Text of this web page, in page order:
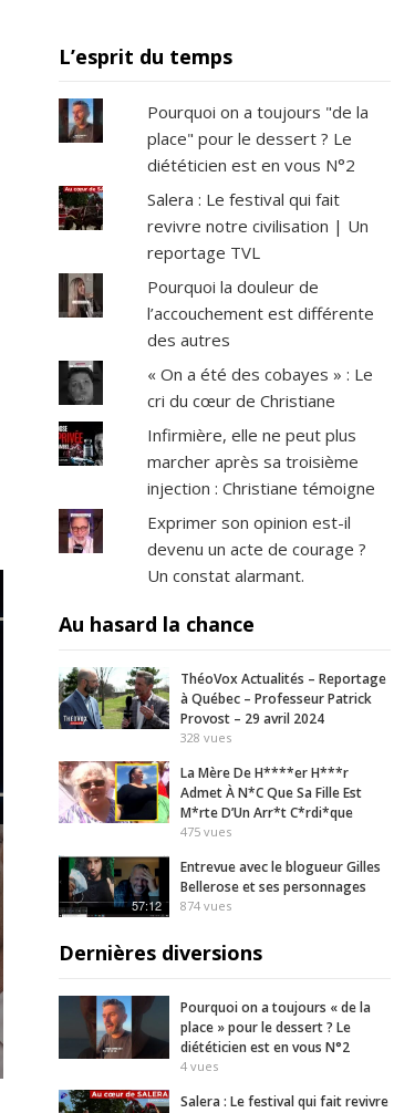
L’esprit du temps
Pourquoi on a toujours "de la
place" pour le dessert ? Le
diététicien est en vous N°2
Salera : Le festival qui fait
revivre notre civilisation | Un
reportage TVL
Pourquoi la douleur de
l’accouchement est différente
des autres
« On a été des cobayes » : Le
cri du cœur de Christiane
Infirmière, elle ne peut plus
marcher après sa troisième
injection : Christiane témoigne
Exprimer son opinion est-il
devenu un acte de courage ?
Un constat alarmant.
Au hasard la chance
ThéoVox Actualités – Reportage
à Québec – Professeur Patrick
Provost – 29 avril 2024
328 vues
La Mère De H****er H***r
Admet À N*C Que Sa Fille Est
M*rte D’Un Arr*t C*rdi*que
475 vues
57:12
Entrevue avec le blogueur Gilles
Bellerose et ses personnages
874 vues
Dernières diversions
Pourquoi on a toujours « de la
place » pour le dessert ? Le
diététicien est en vous N°2
4 vues
Salera : Le festival qui fait revivre